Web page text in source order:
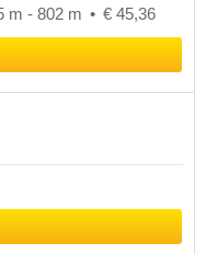
m - 802 m € 45,36